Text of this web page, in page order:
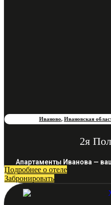
Иваново, Ивановская
2я
Апартаменты Иванова —
Подробнее о отеле
Забронировать